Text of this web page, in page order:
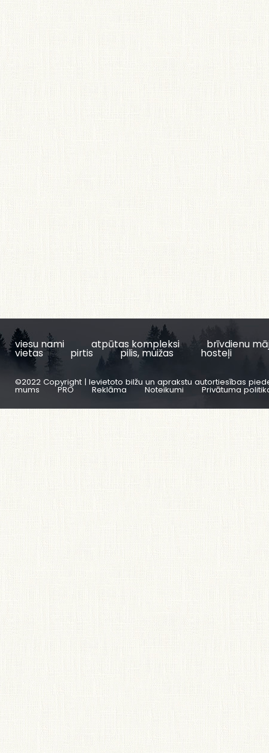
viesu nami atpūtas kompleksi brīvdienu
vietas pirtis pilis, muižas hosteļi
©2022 Copyright | Ievietoto bilžu un aprakstu autortiesības
mums PRO Reklāma Noteikumi Privātuma